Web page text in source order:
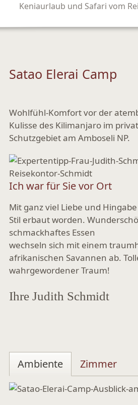
Keniaurlaub und Safari vom
Satao Elerai Camp
Wohlfühl-Komfort vor der
Kulisse des Kilimanjaro im
Schutzgebiet am Amboseli NP.
Ich war für Sie vor Ort
Mit ganz viel Liebe und
Stil erbaut worden.
schmackhaftes Essen
wechseln sich mit einem
afrikanischen Savannen ab.
wahrgewordener Traum!
Ihre Judith Schmidt
Ambiente Zimmer